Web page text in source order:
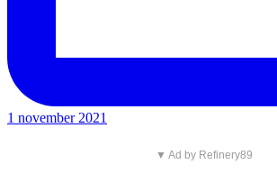
1 november 2021
▼ Ad by Refinery89